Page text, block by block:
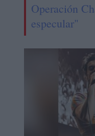
Operación
especular"